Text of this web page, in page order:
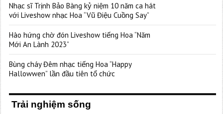
Nhạc sĩ Trịnh Bảo Bàng kỷ niệm 10 năm ca hát
với Liveshow nhạc Hoa “Vũ Điệu Cuồng Say”
Hào hứng chờ đón Liveshow tiếng Hoa “Năm
Mới An Lành 2023”
Bùng cháy Đêm nhạc tiếng Hoa “Happy
Hallowwen” lần đầu tiên tổ chức
Trải nghiệm sống